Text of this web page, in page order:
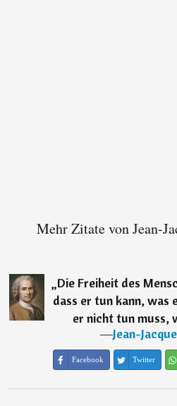
Mehr Zitate von Jean-
„Die Freiheit des
dass er tun kann, was
er nicht tun muss,
―Jean-
Facebook Twitter